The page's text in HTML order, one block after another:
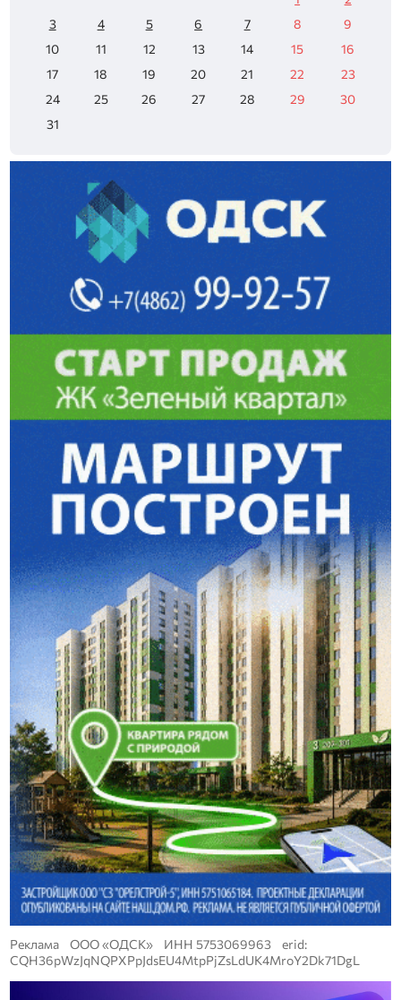
3
4 5 6 7 8
9
10
11 12 13 14 15
16
17
18 19 20 21 22
23
24
25 26 27 28 29
30
31
Реклама ООО «ОДСК» ИНН 5753069963 erid:
CQH36pWzJqNQPXPpJdsEU4MtpPjZsLdUK4MroY2Dk71DgL